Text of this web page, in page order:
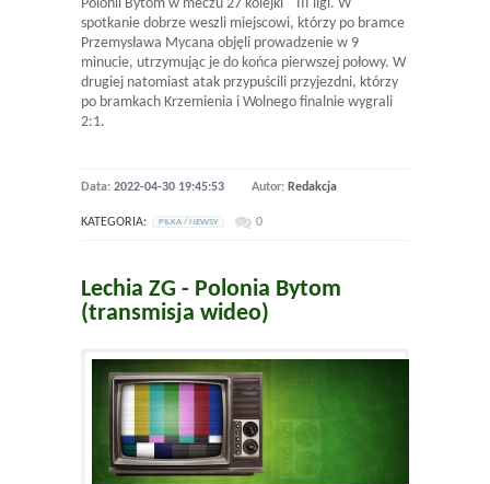
Polonii Bytom w meczu 27 kolejki III ligi. W
spotkanie dobrze weszli miejscowi, którzy po bramce
Przemysława Mycana objęli prowadzenie w 9
minucie, utrzymując je do końca pierwszej połowy. W
drugiej natomiast atak przypuścili przyjezdni, którzy
po bramkach Krzemienia i Wolnego finalnie wygrali
2:1.
Data: 2022-04-30 19:45:53 Autor: Redakcja
KATEGORIA: PILKA / NEWSY 0
Lechia ZG - Polonia Bytom
(transmisja wideo)